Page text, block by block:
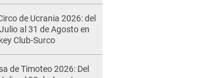
de Ucrania 2026: del
al 31 de Agosto en
Club-Surco
de Timoteo 2026: Del